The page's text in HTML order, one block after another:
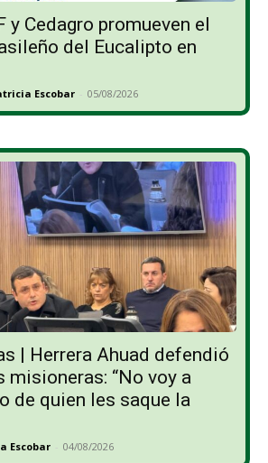
y Cedagro promueven el
del Eucalipto en
Escobar - 05/08/2026
| Herrera Ahuad defendió
misioneras: “No voy a
de quien les saque la
Escobar - 04/08/2026